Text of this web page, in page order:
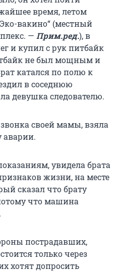
время, летом
вакино“ (местный
— Прим.ред.), в
и купил с рук питбайк
не был мощным и
катался по полю к
в соседнюю
девушка следователю.
своей мамы, взяла
аварии.
увидела брата
жизни, на месте
сказал что брату
что машина
пострадавших,
только через
хотят допросить